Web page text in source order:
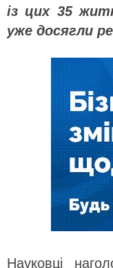
із цих 35
уже досягли
Науковці